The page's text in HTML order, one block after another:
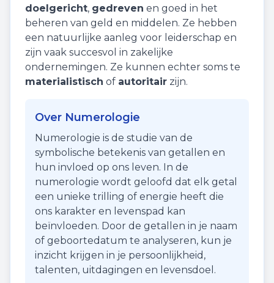
doelgericht, gedreven en goed in het
beheren van geld en middelen. Ze hebben
een natuurlijke aanleg voor leiderschap en
zijn vaak succesvol in zakelijke
ondernemingen. Ze kunnen echter soms te
materialistisch of autoritair zijn.
Over Numerologie
Numerologie is de studie van de
symbolische betekenis van getallen en
hun invloed op ons leven. In de
numerologie wordt geloofd dat elk getal
een unieke trilling of energie heeft die
ons karakter en levenspad kan
beïnvloeden. Door de getallen in je naam
of geboortedatum te analyseren, kun je
inzicht krijgen in je persoonlijkheid,
talenten, uitdagingen en levensdoel.